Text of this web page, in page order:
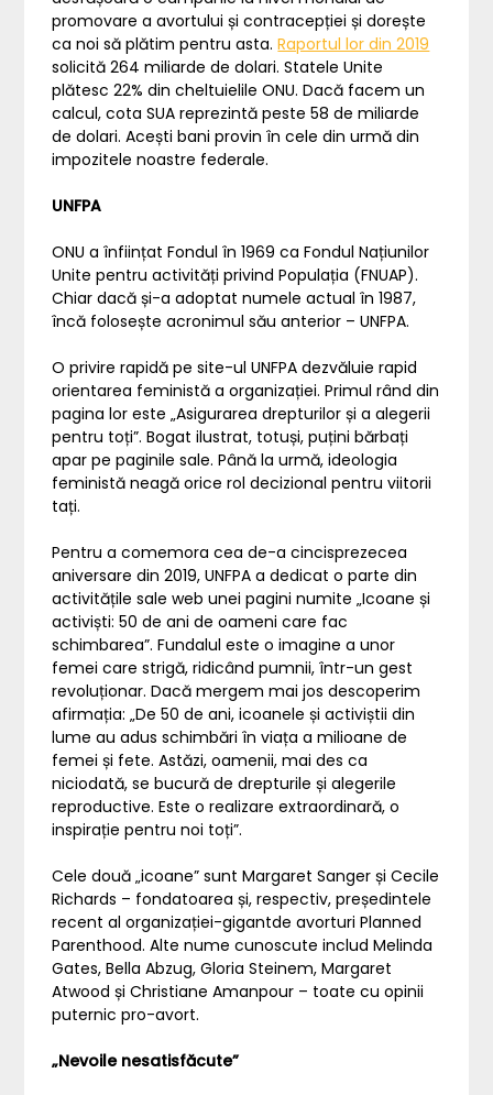
promovare a avortului și contracepției și dorește
ca noi să plătim pentru asta.Raportul lor din 2019
solicită 264 miliarde de dolari. Statele Unite
plătesc 22% din cheltuielile ONU. Dacă facem un
calcul, cota SUA reprezintă peste 58 de miliarde
de dolari. Acești bani provin în cele din urmă din
impozitele noastre federale.
UNFPA
ONU a înființat Fondul în 1969 ca Fondul Națiunilor
Unite pentru activități privind Populația (FNUAP).
Chiar dacă și-a adoptat numele actual în 1987,
încă folosește acronimul său anterior – UNFPA.
O privire rapidă pe site-ul UNFPA dezvăluie rapid
orientarea feministă a organizației. Primul rând din
pagina lor este „Asigurarea drepturilor și a alegerii
pentru toți”. Bogat ilustrat, totuși, puțini bărbați
apar pe paginile sale. Până la urmă, ideologia
feministă neagă orice rol decizional pentru viitorii
tați.
Pentru a comemora cea de-a cincisprezecea
aniversare din 2019, UNFPA a dedicat o parte din
activitățile sale web unei pagini numite „Icoane și
activiști: 50 de ani de oameni care fac
schimbarea”. Fundalul este o imagine a unor
femei care strigă, ridicând pumnii, într-un gest
revoluționar. Dacă mergem mai jos descoperim
afirmația: „De 50 de ani, icoanele și activiștii din
lume au adus schimbări în viața a milioane de
femei și fete. Astăzi, oamenii, mai des ca
niciodată, se bucură de drepturile și alegerile
reproductive. Este o realizare extraordinară, o
inspirație pentru noi toți”.
Cele două „icoane” sunt Margaret Sanger și Cecile
Richards – fondatoarea și, respectiv, președintele
recent al organizației-gigantde avorturi Planned
Parenthood. Alte nume cunoscute includ Melinda
Gates, Bella Abzug, Gloria Steinem, Margaret
Atwood și Christiane Amanpour – toate cu opinii
puternic pro-avort.
„Nevoile nesatisfăcute”